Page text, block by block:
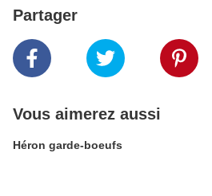
Partager
Vous aimerez aussi
Héron garde-boeufs